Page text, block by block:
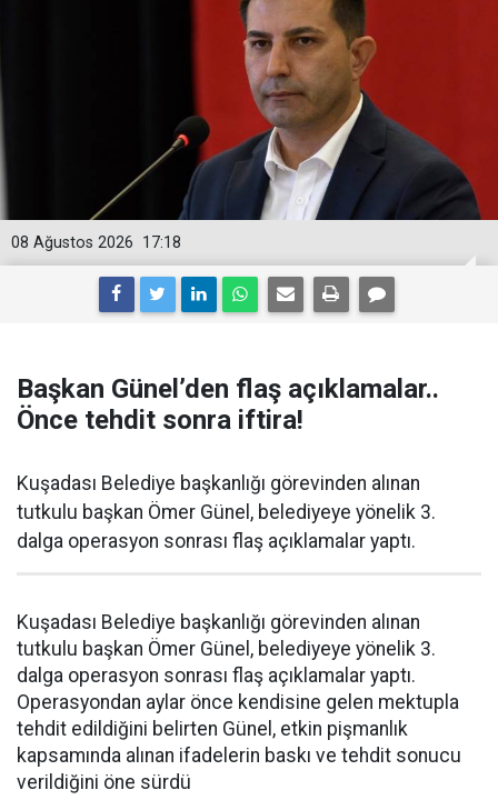
17:18
08 Ağustos 2026
Başkan Günel’den flaş açıklamalar..
Önce tehdit sonra iftira!
Kuşadası Belediye başkanlığı görevinden alınan
tutkulu başkan Ömer Günel, belediyeye yönelik 3.
dalga operasyon sonrası flaş açıklamalar yaptı.
Kuşadası Belediye başkanlığı görevinden alınan
tutkulu başkan Ömer Günel, belediyeye yönelik 3.
dalga operasyon sonrası flaş açıklamalar yaptı.
Operasyondan aylar önce kendisine gelen mektupla
tehdit edildiğini belirten Günel, etkin pişmanlık
kapsamında alınan ifadelerin baskı ve tehdit sonucu
verildiğini öne sürdü